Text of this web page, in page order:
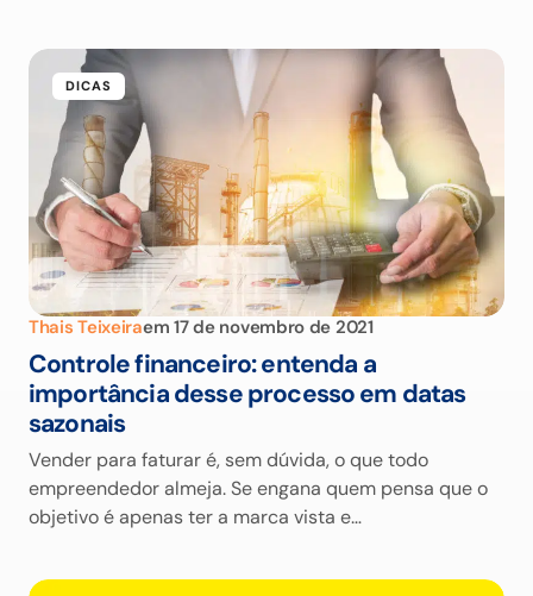
DICAS
Thais Teixeiraem 17 de novembro de 2021
Controle financeiro: entenda a
importância desse processo em datas
sazonais
Vender para faturar é, sem dúvida, o que todo
empreendedor almeja. Se engana quem pensa que o
objetivo é apenas ter a marca vista e…